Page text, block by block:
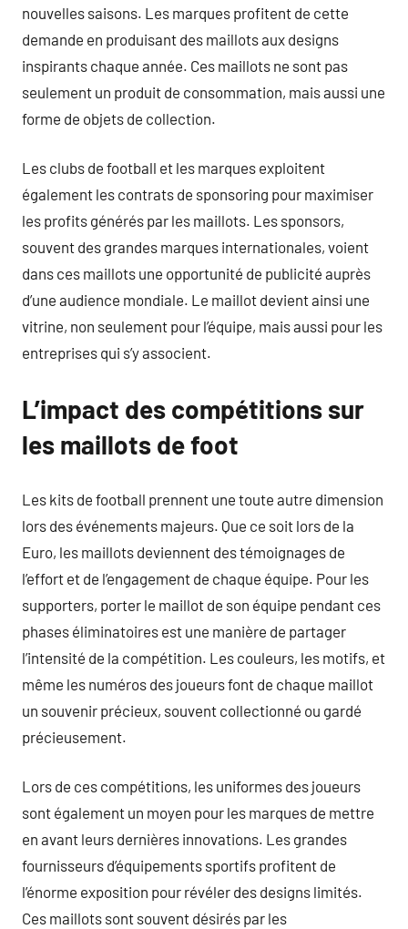
nouvelles saisons. Les marques profitent de cette
demande en produisant des maillots aux designs
inspirants chaque année. Ces maillots ne sont pas
seulement un produit de consommation, mais aussi une
forme de objets de collection.
Les clubs de football et les marques exploitent
également les contrats de sponsoring pour maximiser
les profits générés par les maillots. Les sponsors,
souvent des grandes marques internationales, voient
dans ces maillots une opportunité de publicité auprès
d’une audience mondiale. Le maillot devient ainsi une
vitrine, non seulement pour l’équipe, mais aussi pour les
entreprises qui s’y associent.
L’impact des compétitions sur
les maillots de foot
Les kits de football prennent une toute autre dimension
lors des événements majeurs. Que ce soit lors de la
Euro, les maillots deviennent des témoignages de
l’effort et de l’engagement de chaque équipe. Pour les
supporters, porter le maillot de son équipe pendant ces
phases éliminatoires est une manière de partager
l’intensité de la compétition. Les couleurs, les motifs, et
même les numéros des joueurs font de chaque maillot
un souvenir précieux, souvent collectionné ou gardé
précieusement.
Lors de ces compétitions, les uniformes des joueurs
sont également un moyen pour les marques de mettre
en avant leurs dernières innovations. Les grandes
fournisseurs d’équipements sportifs profitent de
l’énorme exposition pour révéler des designs limités.
Ces maillots sont souvent désirés par les